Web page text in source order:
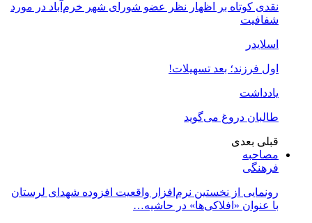
نقدی کوتاه بر اظهار نظر عضو شورای شهر خرم‌آباد در مورد
شفافیت
اسلایدر
اول فرزند؛ بعد تسهیلات!
یادداشت
طالبان دروغ می‌گوید
قبلی بعدی
مصاحبه
فرهنگی
رونمایی از نخستین نرم‌افزار واقعیت افزوده شهدای لرستان
با عنوان «افلاکی‌ها» در حاشیه…